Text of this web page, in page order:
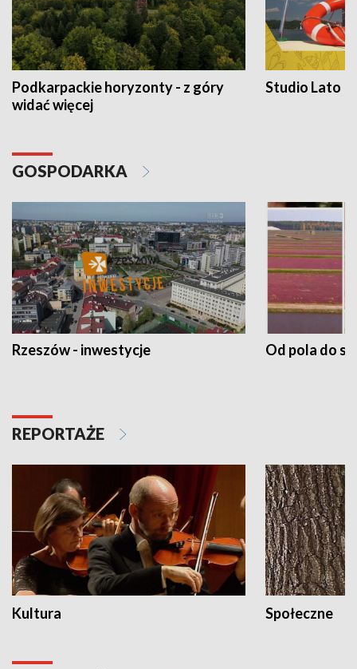
Podkarpackie horyzonty - z góry
widać więcej
Studio Lato
GOSPODARKA
Rzeszów - inwestycje Od pola do
REPORTAŻE
Kultura Społeczne